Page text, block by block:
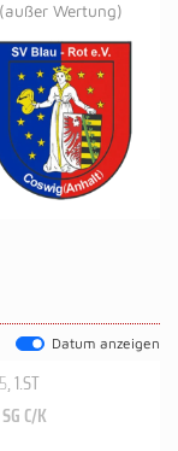
(außer Wertung)
Datum anzeigen
, 1.ST
SG C/K